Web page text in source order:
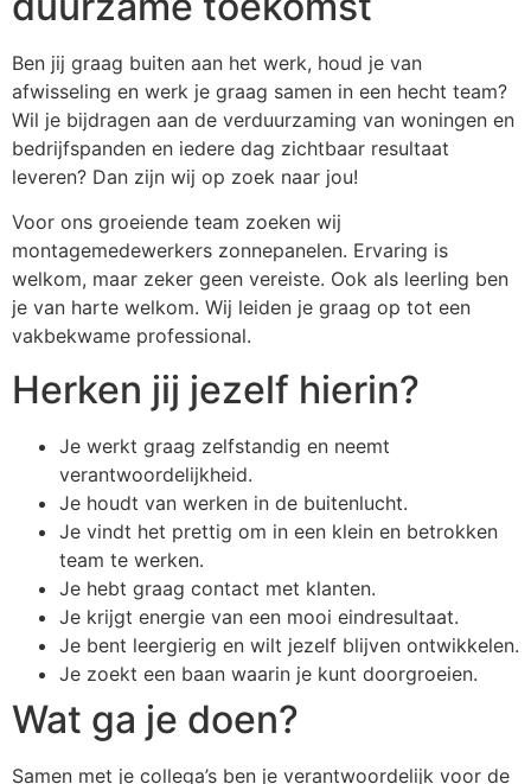
Ben jij graag buiten aan het werk, houd je van
afwisseling en werk je graag samen in een hecht team?
Wil je bijdragen aan de verduurzaming van woningen en
bedrijfspanden en iedere dag zichtbaar resultaat
leveren? Dan zijn wij op zoek naar jou!
Voor ons groeiende team zoeken wij
montagemedewerkers zonnepanelen. Ervaring is
welkom, maar zeker geen vereiste. Ook als leerling ben
je van harte welkom. Wij leiden je graag op tot een
vakbekwame professional.
Herken jij jezelf hierin?
Je werkt graag zelfstandig en neemt
verantwoordelijkheid.
Je houdt van werken in de buitenlucht.
Je vindt het prettig om in een klein en betrokken
team te werken.
Je hebt graag contact met klanten.
Je krijgt energie van een mooi eindresultaat.
Je bent leergierig en wilt jezelf blijven ontwikkelen.
Je zoekt een baan waarin je kunt doorgroeien.
Wat ga je doen?
Samen met je collega’s ben je verantwoordelijk voor de